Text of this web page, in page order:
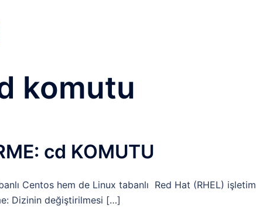
komutu
cd KOMUTU
Centos hem de Linux tabanlı Red Hat (RHEL) işletim
Dizinin değiştirilmesi […]